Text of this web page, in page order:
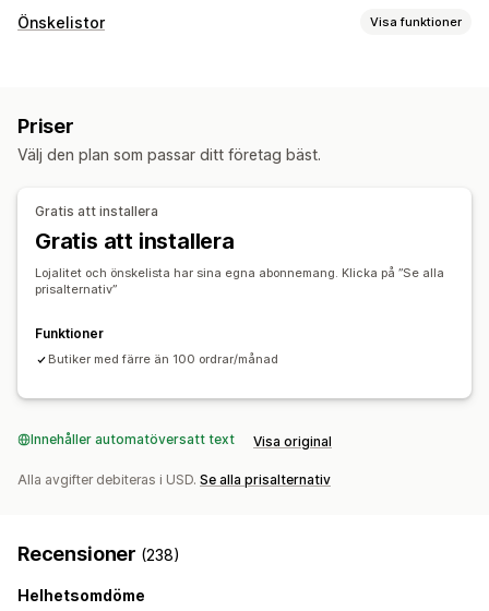
Programtyper
Anpassade program
Poäng
Rabatter
Belöningar i kassan
Fraktkostnader
Exklusiv åtkomst
Önskelistor Visa funktioner
Gästönskelista
Anpassning
Anpassat varumärke
Anpassade ikoner
Flera språk
E-postmallar
Priser
Välj den plan som passar ditt företag bäst.
Gratis att installera
Gratis att installera
Lojalitet och önskelista har sina egna abonnemang. Klicka på ”Se alla
prisalternativ”
Funktioner
Butiker med färre än 100 ordrar/månad
Innehåller automatöversatt text Visa original
Alla avgifter debiteras i USD. Se alla prisalternativ
Recensioner (238)
Helhetsomdöme